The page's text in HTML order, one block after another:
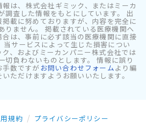
は、株式会社ギミック、またはミーカ
調査した情報をもとにしています。 出
載に努めておりますが、内容を完全に
りません。 掲載されている医療機関へ
は、事前に必ず該当の医療機関に直接
当サービスによって生じた損害につい
、およびミーカンパニー株式会社では
切負わないものとします。 情報に誤り
数ですが お問い合わせフォーム より編
ただけますようお願いいたします。
規約
プライバシーポリシー